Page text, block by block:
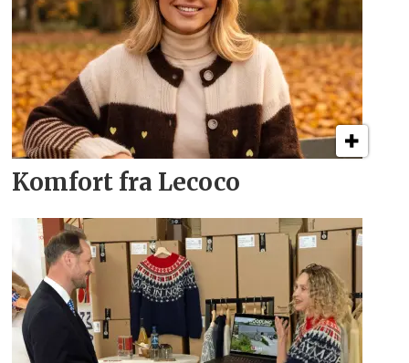
Komfort fra Lecoco